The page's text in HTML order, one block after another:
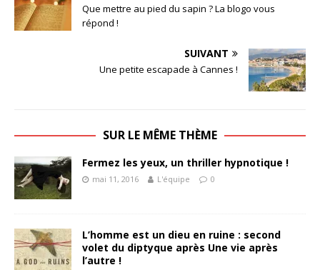
Que mettre au pied du sapin ? La blogo vous
répond !
SUIVANT
Une petite escapade à Cannes !
SUR LE MÊME THÈME
Fermez les yeux, un thriller hypnotique !
mai 11, 2016 L'équipe 0
L’homme est un dieu en ruine : second
volet du diptyque après Une vie après
l’autre !